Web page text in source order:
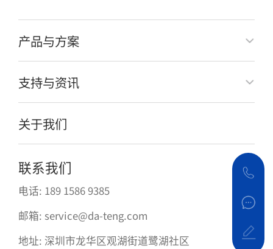
产品与方案
支持与资讯
关于我们
联系我们
电话: 189 1586 9385
邮箱: service@da-teng.com
地址: 深圳市龙华区观湖街道鹭湖社区